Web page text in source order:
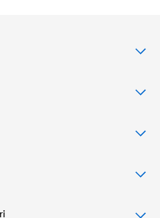
çözümleri
çözümler
drenaj